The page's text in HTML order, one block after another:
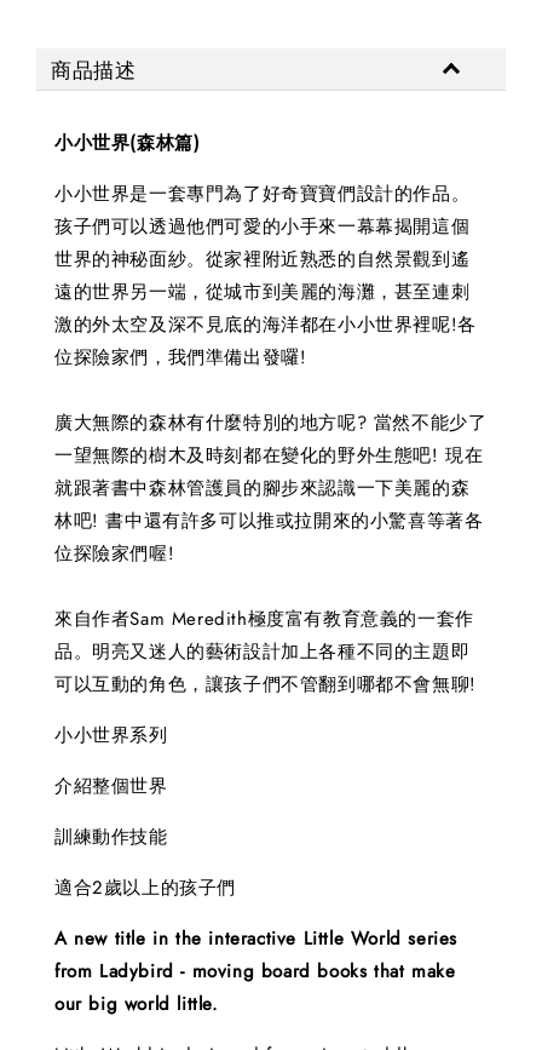
商品描述
小小世界(森林篇)
小小世界是一套專門為了好奇寶寶們設計的作品。
孩子們可以透過他們可愛的小手來一幕幕揭開這個
世界的神秘面紗。從家裡附近熟悉的自然景觀到遙
遠的世界另一端，從城市到美麗的海灘，甚至連刺
激的外太空及深不見底的海洋都在小小世界裡呢!各
位探險家們，我們準備出發囉!
廣大無際的森林有什麼特別的地方呢? 當然不能少了
一望無際的樹木及時刻都在變化的野外生態吧! 現在
就跟著書中森林管護員的腳步來認識一下美麗的森
林吧! 書中還有許多可以推或拉開來的小驚喜等著各
位探險家們喔!
來自作者Sam Meredith極度富有教育意義的一套作
品。明亮又迷人的藝術設計加上各種不同的主題即
可以互動的角色，讓孩子們不管翻到哪都不會無聊!
小小世界系列
介紹整個世界
訓練動作技能
適合2歲以上的孩子們
A new title in the interactive Little World series
from Ladybird - moving board books that make
our big world little.